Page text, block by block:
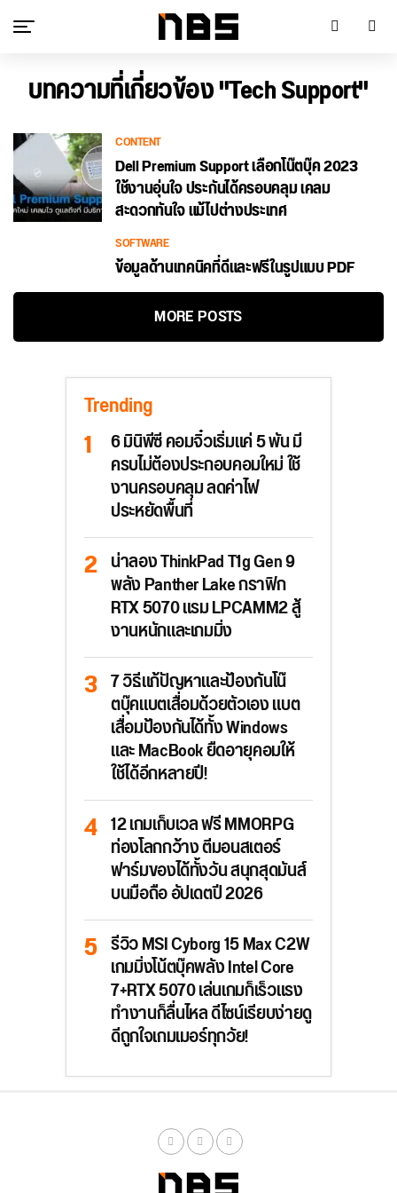
บทความที่เกี่ยวข้อง "Tech Support"
CONTENT
Dell Premium Support เลือกโน๊ตบุ๊ค 2023
ใช้งานอุ่นใจ ประกันได้ครอบคลุม เคลม
สะดวกทันใจ แม้ไปต่างประเทศ
SOFTWARE
ข้อมูลด้านเทคนิคที่ดีและฟรีในรูปแบบ PDF
MORE POSTS
Trending
6 มินิพีซี คอมจิ๋วเริ่มแค่ 5 พัน มี
ครบไม่ต้องประกอบคอมใหม่ ใช้
งานครอบคลุม ลดค่าไฟ
ประหยัดพื้นที่
น่าลอง ThinkPad T1g Gen 9
พลัง Panther Lake กราฟิก
RTX 5070 แรม LPCAMM2 สู้
งานหนักและเกมมิ่ง
7 วิธีแก้ปัญหาและป้องกันโน๊
ตบุ๊คแบตเสื่อมด้วยตัวเอง แบต
เสื่อมป้องกันได้ทั้ง Windows
และ MacBook ยืดอายุคอมให้
ใช้ได้อีกหลายปี!
12 เกมเก็บเวล ฟรี MMORPG
ท่องโลกกว้าง ตีมอนสเตอร์
ฟาร์มของได้ทั้งวัน สนุกสุดมันส์
บนมือถือ อัปเดตปี 2026
รีวิว MSI Cyborg 15 Max C2W
เกมมิ่งโน้ตบุ๊คพลัง Intel Core
7+RTX 5070 เล่นเกมก็เร็วแรง
ทำงานก็ลื่นไหล ดีไซน์เรียบง่ายดู
ดีถูกใจเกมเมอร์ทุกวัย!